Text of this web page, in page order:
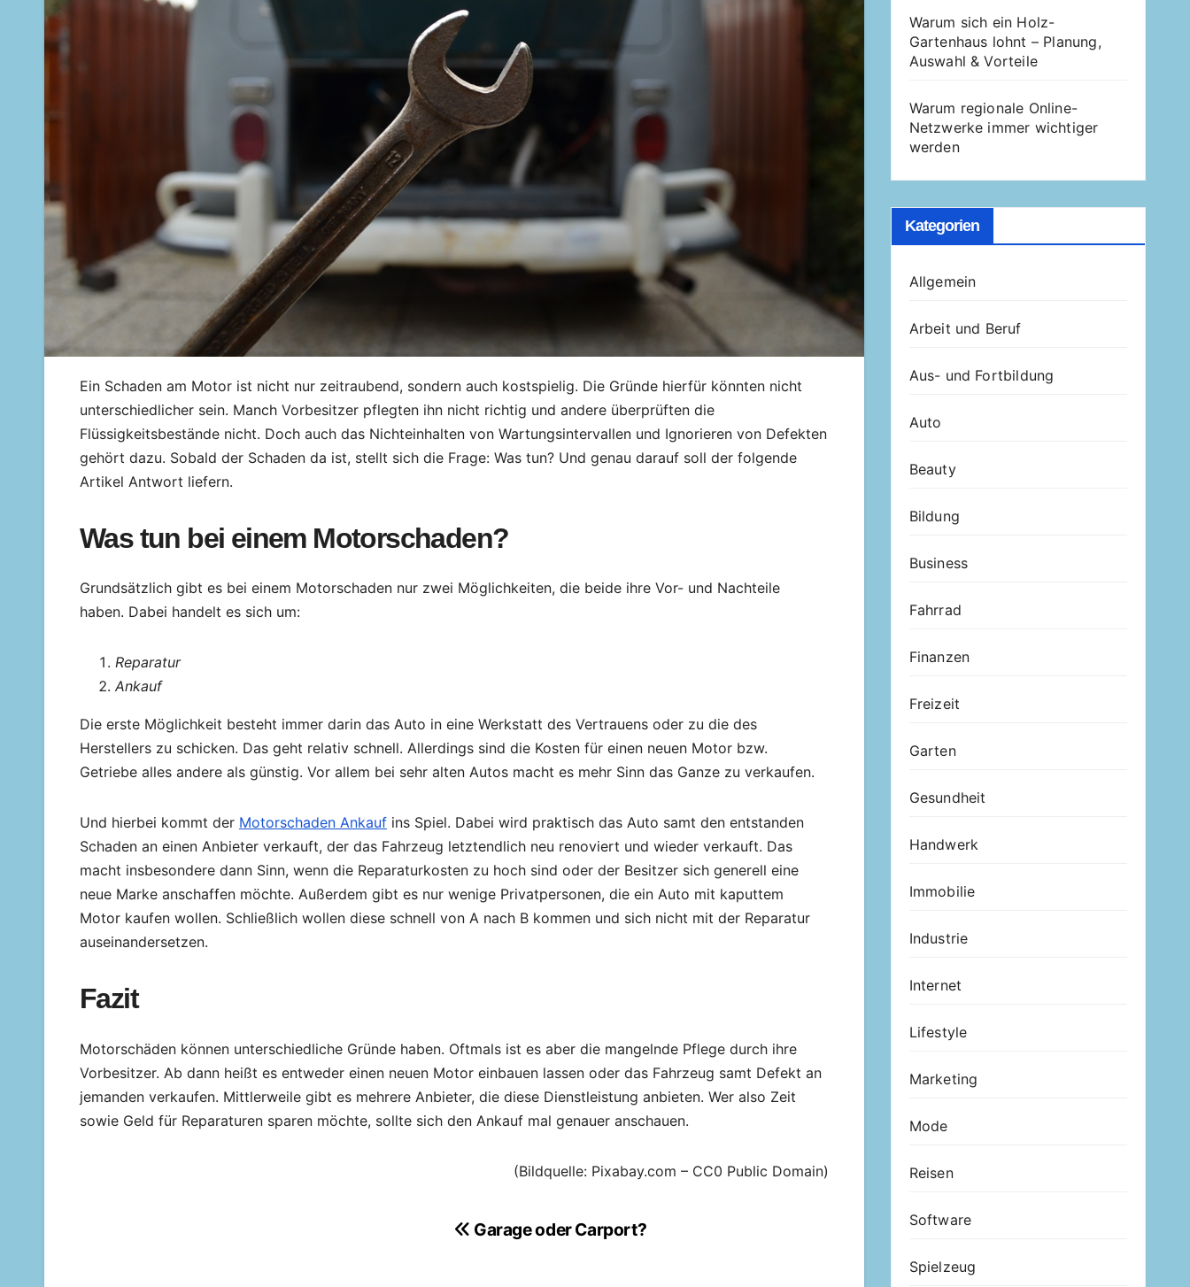
Ein Schaden am Motor ist nicht nur zeitraubend, sondern auch kostspielig. Die Gründe hierfür könnten nicht
unterschiedlicher sein. Manch Vorbesitzer pflegten ihn nicht richtig und andere überprüften die
Flüssigkeitsbestände nicht. Doch auch das Nichteinhalten von Wartungsintervallen und Ignorieren von Defekten
gehört dazu. Sobald der Schaden da ist, stellt sich die Frage: Was tun? Und genau darauf soll der folgende
Artikel Antwort liefern.
Was tun bei einem Motorschaden?
Grundsätzlich gibt es bei einem Motorschaden nur zwei Möglichkeiten, die beide ihre Vor- und Nachteile
haben. Dabei handelt es sich um:
Reparatur
Ankauf
Die erste Möglichkeit besteht immer darin das Auto in eine Werkstatt des Vertrauens oder zu die des
Herstellers zu schicken. Das geht relativ schnell. Allerdings sind die Kosten für einen neuen Motor bzw.
Getriebe alles andere als günstig. Vor allem bei sehr alten Autos macht es mehr Sinn das Ganze zu verkaufen.
Und hierbei kommt der Motorschaden Ankauf ins Spiel. Dabei wird praktisch das Auto samt den entstanden
Schaden an einen Anbieter verkauft, der das Fahrzeug letztendlich neu renoviert und wieder verkauft. Das
macht insbesondere dann Sinn, wenn die Reparaturkosten zu hoch sind oder der Besitzer sich generell eine
neue Marke anschaffen möchte. Außerdem gibt es nur wenige Privatpersonen, die ein Auto mit kaputtem
Motor kaufen wollen. Schließlich wollen diese schnell von A nach B kommen und sich nicht mit der Reparatur
auseinandersetzen.
Fazit
Motorschäden können unterschiedliche Gründe haben. Oftmals ist es aber die mangelnde Pflege durch ihre
Vorbesitzer. Ab dann heißt es entweder einen neuen Motor einbauen lassen oder das Fahrzeug samt Defekt an
jemanden verkaufen. Mittlerweile gibt es mehrere Anbieter, die diese Dienstleistung anbieten. Wer also Zeit
sowie Geld für Reparaturen sparen möchte, sollte sich den Ankauf mal genauer anschauen.
(Bildquelle: Pixabay.com – CC0 Public Domain)
Garage oder Carport?
Warum sich ein Holz-
Gartenhaus lohnt – Planung,
Auswahl & Vorteile
Warum regionale Online-
Netzwerke immer wichtiger
werden
Kategorien
Allgemein
Arbeit und Beruf
Aus- und Fortbildung
Auto
Beauty
Bildung
Business
Fahrrad
Finanzen
Freizeit
Garten
Gesundheit
Handwerk
Immobilie
Industrie
Internet
Lifestyle
Marketing
Mode
Reisen
Software
Spielzeug